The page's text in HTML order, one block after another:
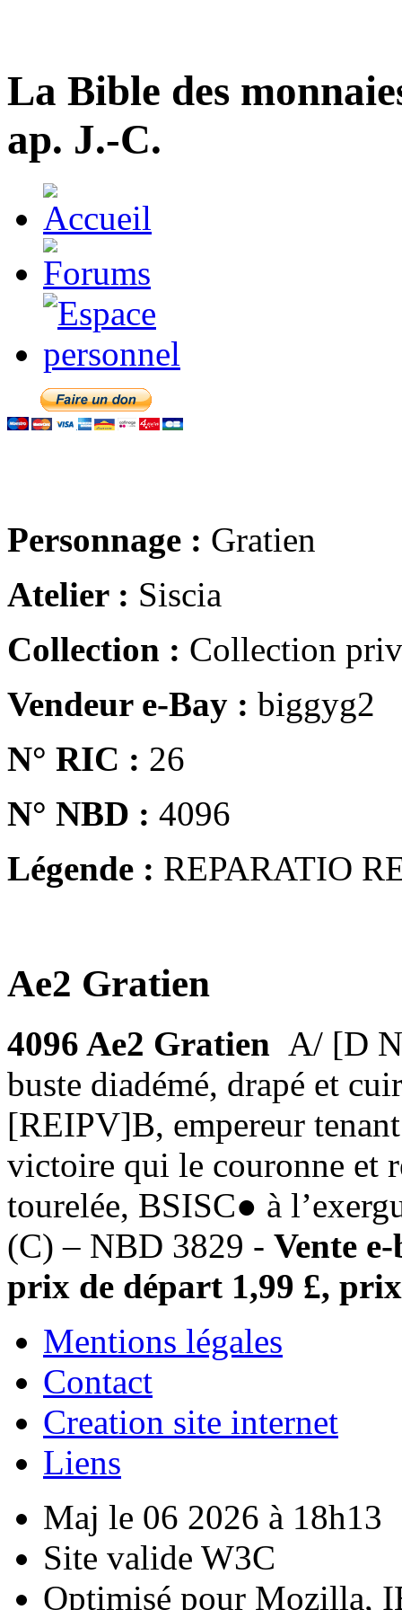
La Bible des
ap. J.-C.
Personnage : Gratien
Atelier : Siscia
Collection : Collection
Vendeur e-Bay : biggyg2
N° RIC : 26
N° NBD : 4096
Légende : REPARATIO
Ae2 Gratien
4096 Ae2 Gratien A/ [D
buste diadémé, drapé et
[REIPV]B, empereur
victoire qui le couronne et
tourelée, BSISC● à
(C) – NBD 3829 - Vente
prix de départ 1,99 £,
Mentions légales
Contact
Creation site internet
Liens
Maj le 06 2026 à 18h13
Site valide W3C
Optimisé pour Mozilla,